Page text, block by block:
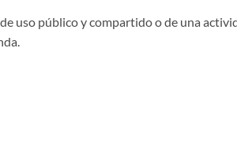
uso público y compartido o de una